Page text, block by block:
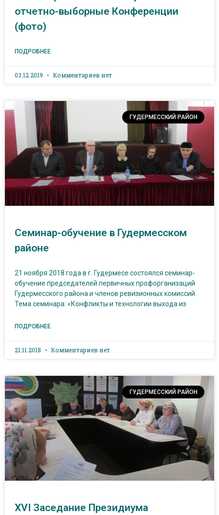
отчетно-выборные Конференции
(фото)
ПОДРОБНЕЕ
03.12.2019 Комментариев нет
ГУДЕРМЕССКИЙ РАЙОН
Семинар-обучение в Гудермесском
районе
21 ноября 2018 года в г. Гудермесе состоялся семинар-
обучение председателей первичных профорганизаций
Гудермесского района и членов ревизионных комиссий.
Тема семинара: «Конфликты и технологии выхода из
ПОДРОБНЕЕ
21.11.2018 Комментариев нет
ГУДЕРМЕССКИЙ РАЙОН
XVI Заседание Президиума